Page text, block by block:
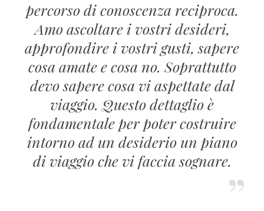
percorso di conoscenza reciproca.
Amo ascoltare i vostri desideri,
approfondire i vostri gusti, sapere
cosa amate e cosa no. Soprattutto
devo sapere cosa vi aspettate dal
viaggio. Questo dettaglio è
fondamentale per poter costruire
intorno ad un desiderio un piano
di viaggio che vi faccia sognare.